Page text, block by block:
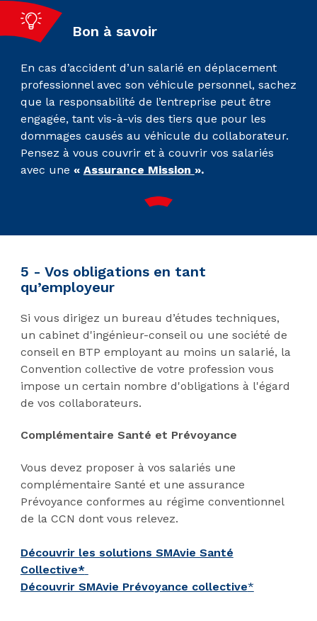
Bon à savoir
En cas d’accident d’un salarié en déplacement
professionnel avec son véhicule personnel, sachez
que la responsabilité de l’entreprise peut être
engagée, tant vis-à-vis des tiers que pour les
dommages causés au véhicule du collaborateur.
Pensez à vous couvrir et à couvrir vos salariés
avec une « Assurance Mission ».
5 - Vos obligations en tant
qu’employeur
Si vous dirigez un bureau d’études techniques,
un cabinet d'ingénieur-conseil ou une société de
conseil en BTP employant au moins un salarié, la
Convention collective de votre profession vous
impose un certain nombre d'obligations à l'égard
de vos collaborateurs.
Complémentaire Santé et Prévoyance
Vous devez proposer à vos salariés une
complémentaire Santé et une assurance
Prévoyance conformes au régime conventionnel
de la CCN dont vous relevez.
Découvrir les solutions SMAvie Santé
Collective*
Découvrir SMAvie Prévoyance collective*